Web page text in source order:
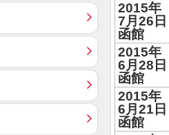
2015年
7月26日
函館
2015年
6月28日
函館
2015年
6月21日
函館